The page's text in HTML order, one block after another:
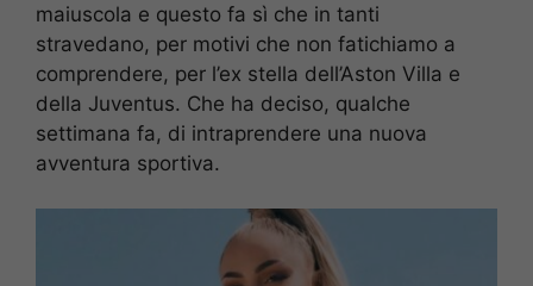
maiuscola e questo fa sì che in tanti
stravedano, per motivi che non fatichiamo a
comprendere, per l’ex stella dell’Aston Villa e
della Juventus. Che ha deciso, qualche
settimana fa, di intraprendere una nuova
avventura sportiva.